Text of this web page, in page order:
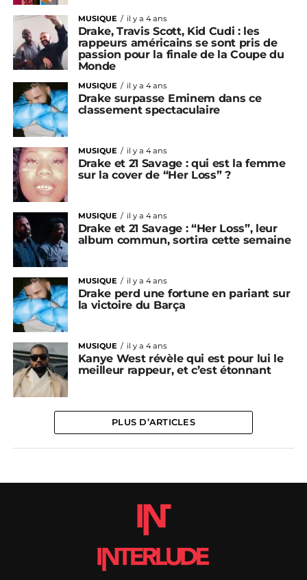
MUSIQUE il y a 4 ans
Drake, Travis Scott, Kid Cudi : les
rappeurs américains se sont pris de
passion pour la finale de la Coupe du
Monde
MUSIQUE il y a 4 ans
Drake surpasse Eminem dans ce
classement spectaculaire
MUSIQUE il y a 4 ans
Drake et 21 Savage : qui est la femme
sur la cover de “Her Loss” ?
MUSIQUE il y a 4 ans
Drake et 21 Savage : “Her Loss”, leur
album commun, sortira cette semaine
MUSIQUE il y a 4 ans
Drake perd une fortune en pariant sur
la victoire du Barça
MUSIQUE il y a 4 ans
Kanye West révèle qui est pour lui le
meilleur rappeur, et c’est étonnant
PLUS D’ARTICLES